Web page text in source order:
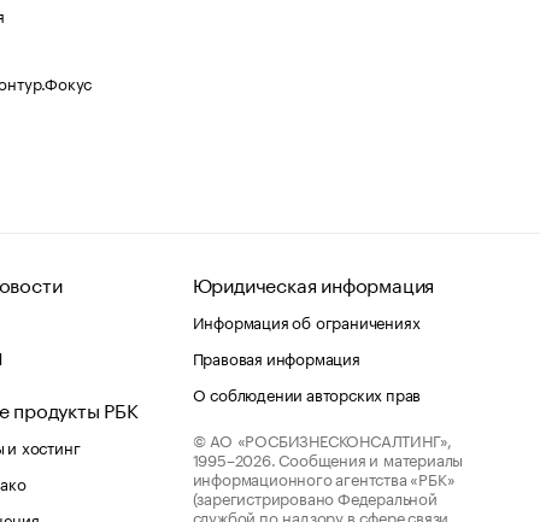
продукты РБК
хостинг
Юридическая информация
Информация об ограничениях
Правовая информация
О соблюдении авторских прав
© АО «РОСБИЗНЕСКОНСАЛТИНГ»,
1995–2026. Сообщения и материалы
информационного агентства «РБК»
(зарегистрировано Федеральной
службой по надзору в сфере связи,